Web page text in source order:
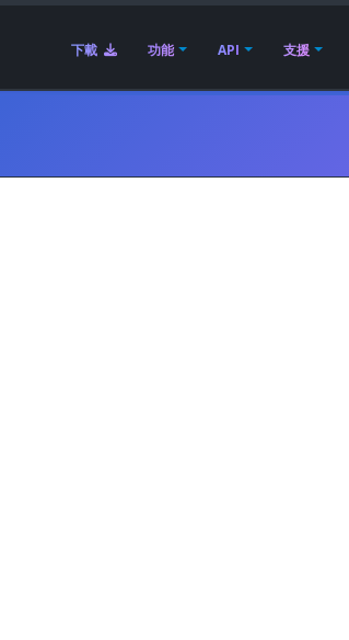
下載 功能 API 支援